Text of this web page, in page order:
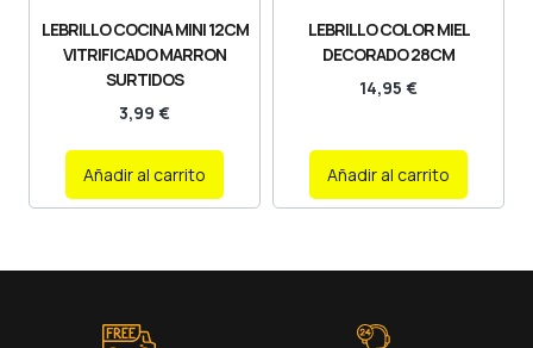
LEBRILLO COCINA MINI 12CM
VITRIFICADO MARRON
SURTIDOS
3,99 €
Añadir al carrito
LEBRILLO COLOR MIEL
DECORADO 28CM
14,95 €
Añadir al carrito